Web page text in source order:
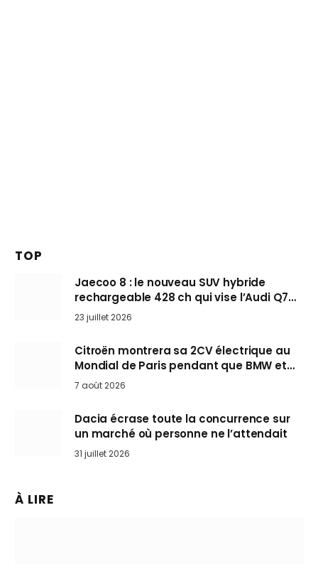
TOP
Jaecoo 8 : le nouveau SUV hybride
rechargeable 428 ch qui vise l’Audi Q7
arrive en Europe cet automne
23 juillet 2026
Citroën montrera sa 2CV électrique au
Mondial de Paris pendant que BMW et
Mini désertent le salon
7 août 2026
Dacia écrase toute la concurrence sur
un marché où personne ne l’attendait
31 juillet 2026
À LIRE